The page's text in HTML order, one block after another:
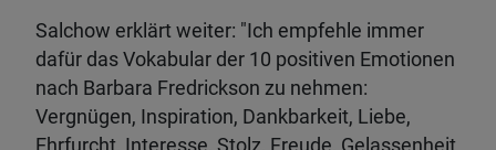
Salchow erklärt weiter: "Ich empfehle immer
dafür das Vokabular der 10 positiven Emotionen
nach Barbara Fredrickson zu nehmen:
Vergnügen, Inspiration, Dankbarkeit, Liebe,